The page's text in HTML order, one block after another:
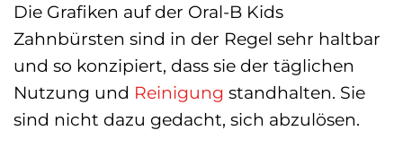
Die Grafiken auf der Oral-B Kids
Zahnbürsten sind in der Regel sehr haltbar
und so konzipiert, dass sie der täglichen
Nutzung und Reinigung standhalten. Sie
sind nicht dazu gedacht, sich abzulösen.